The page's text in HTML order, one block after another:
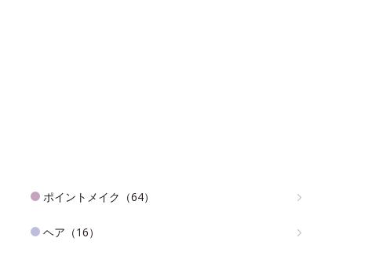
ポイントメイク（64）
ヘア（16）